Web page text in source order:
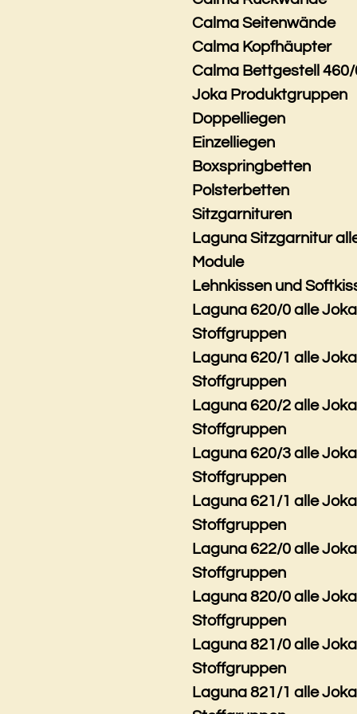
Calma Seitenwände
Calma Kopfhäupter
Calma Bettgestell
Joka Produktgruppen
Doppelliegen
Einzelliegen
Boxspringbetten
Polsterbetten
Sitzgarnituren
Laguna Sitzgarnitur
Module
Lehnkissen und
Laguna 620/0 alle Joka
Stoffgruppen
Laguna 620/1 alle Joka
Stoffgruppen
Laguna 620/2 alle Joka
Stoffgruppen
Laguna 620/3 alle Joka
Stoffgruppen
Laguna 621/1 alle Joka
Stoffgruppen
Laguna 622/0 alle Joka
Stoffgruppen
Laguna 820/0 alle Joka
Stoffgruppen
Laguna 821/0 alle Joka
Stoffgruppen
Laguna 821/1 alle Joka